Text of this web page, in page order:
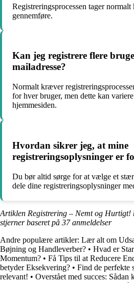
Registreringsprocessen tager
gennemføre.
Kan jeg registrere flere
mailadresse?
Normalt kræver
for hver bruger, men dette kan
hjemmesiden.
Hvordan sikrer jeg, at mine
registreringsoplysninger er
Du bør altid sørge for at vælge et
dele dine registreringsoplysninger
Artiklen Registrering – Nemt og Hurtigt!
stjerner baseret på 37anmeldelser
Andre populære artikler: Lær alt om
Bøjning og Handleverber? • Hvad er
Momentum? • Få Tips til at Reducere
betyder Eksekvering? • Find de perfekte
relevant! • Overstået med succes: